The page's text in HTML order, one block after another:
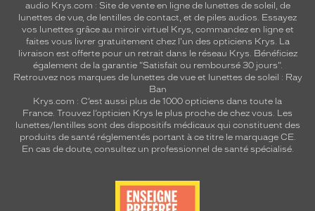
audio Krys.com : Site de vente en ligne de lunettes de soleil, de
lunettes de vue, de lentilles de contact, et de piles audios. Essayez
vos lunettes grâce au miroir virtuel Krys, commandez en ligne et
faites vous livrer gratuitement chez l'un des opticiens Krys. La
livraison est offerte pour un retrait dans le réseau Krys. Bénéficiez
également de la garantie "Satisfait ou remboursé 30 jours".
Retrouvez nos marques de lunettes de vue et lunettes de soleil : Ray
Ban
Krys.com : C’est aussi plus de 1000 opticiens dans toute la
France. Trouvez l’opticien Krys le plus proche de chez vous. Les
lunettes/lentilles sont des dispositifs médicaux qui constituent des
produits de santé réglementés portant à ce titre le marquage CE.
En cas de doute, consultez un professionnel de santé spécialisé.